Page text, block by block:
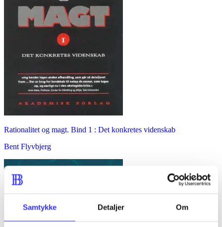
Samtykke Detaljer Om
Rationalitet og magt. Bind 1 : Det konkretes videnskab
Bent Flyvbjerg